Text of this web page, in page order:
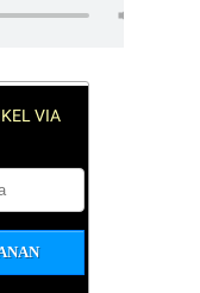
VIA